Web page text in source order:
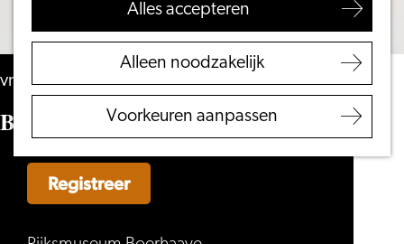
Alles accepteren
Alleen noodzakelijk
Voorkeuren aanpassen
VVV Leiden
Bereikbaarheid
Regio Leiden
vrijdag 18 september
Body Futures
Registreer